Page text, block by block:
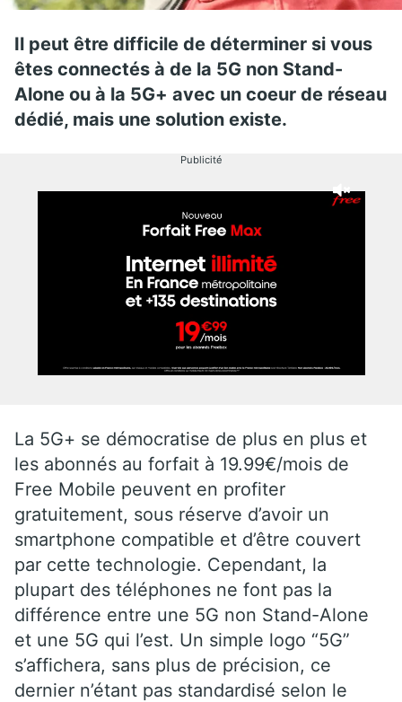
Il peut être difficile de déterminer si vous
êtes connectés à de la 5G non Stand-
Alone ou à la 5G+ avec un coeur de réseau
dédié, mais une solution existe.
Publicité
La 5G+ se démocratise de plus en plus et
les abonnés au forfait à 19.99€/mois de
Free Mobile peuvent en profiter
gratuitement, sous réserve d’avoir un
smartphone compatible et d’être couvert
par cette technologie. Cependant, la
plupart des téléphones ne font pas la
différence entre une 5G non Stand-Alone
et une 5G qui l’est. Un simple logo “5G”
s’affichera, sans plus de précision, ce
dernier n’étant pas standardisé selon le